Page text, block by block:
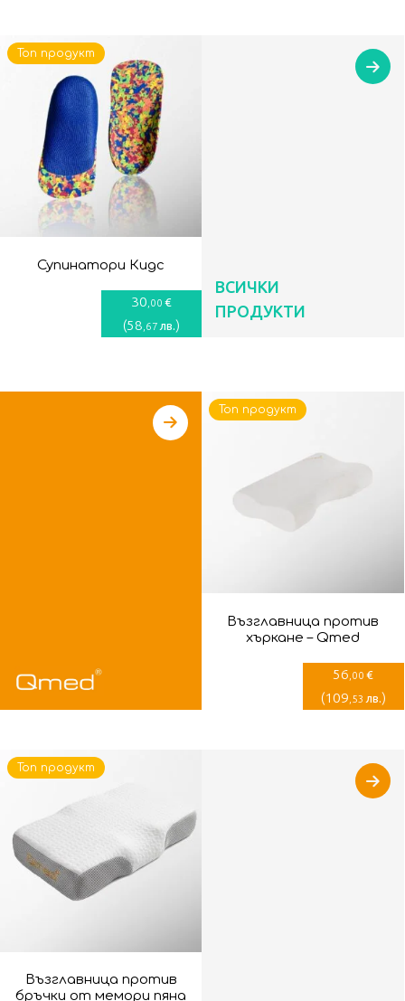
Супинатори Кидс
30 ,00 €
(58 ,67 лв.)
Топ продукт
ВСИЧКИ
ПРОДУКТИ
Възглавница против
хъркане – Qmed
56 ,00 €
(109 ,53 лв.)
Топ продукт
Възглавница против
бръчки от мемори пяна
Топ продукт